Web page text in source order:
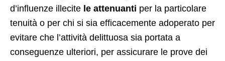
d’influenze illecite le attenuanti per la particolare
tenuità o per chi si sia efficacemente adoperato per
evitare che l’attività delittuosa sia portata a
conseguenze ulteriori, per assicurare le prove dei